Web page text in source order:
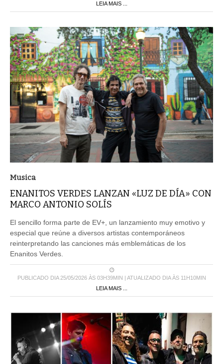
LEIA MAIS ...
Musica
ENANITOS VERDES LANZAN «LUZ DE DÍA» CON
MARCO ANTONIO SOLÍS
El sencillo forma parte de EV+, un lanzamiento muy emotivo y
especial que reúne a diversos artistas contemporáneos
reinterpretando las canciones más emblemáticas de los
Enanitos Verdes.
PUBLICADO DIA 25/05/2026 ÀS 03H39MIN | ATUALIZADO DIA ÀS 11H10MIN
LEIA MAIS ...